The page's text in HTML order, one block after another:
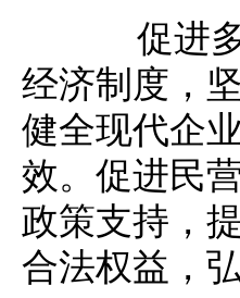
促进多
经济制度，
健全现代企
效。促进民
政策支持，
合法权益，